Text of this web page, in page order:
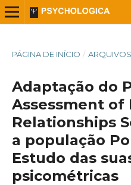
PÁGINA DE INÍCIO / ARQUIVOS
Adaptação do
Assessment of
Relationships
a população
Estudo das
psicométricas